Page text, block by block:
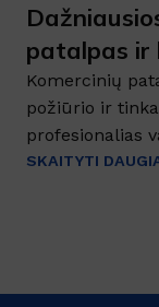
patalpas ir
Komercinių
požiūrio ir
profesionalias
SKAITYTI